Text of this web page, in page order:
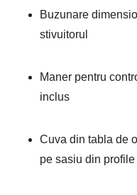
Buzunare
stivuitorul
Maner pentru
inclus
Cuva din tabla de
pe sasiu din